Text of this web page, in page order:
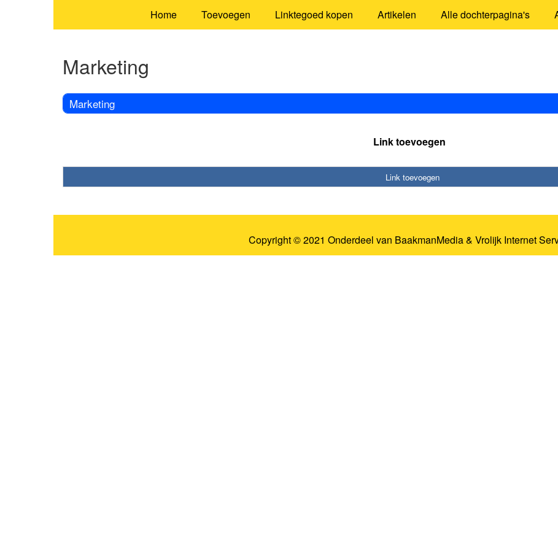
Home Toevoegen Linktegoed kopen Artikelen Alle dochterpagina's
Marketing
Marketing
Link toevoegen
Link toevoegen
Copyright © 2021 Onderdeel van BaakmanMedia& Vrolijk Internet